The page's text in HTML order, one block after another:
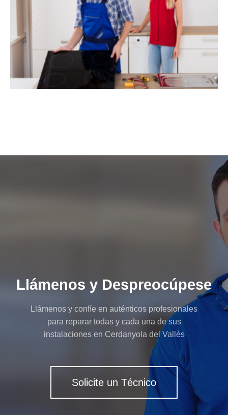
Llámenos y Despreocúpese
Llámenos y confíe en auténticos profesionales
para reparar todas y cada una de sus
instalaciones en Cerdanyola del Vallès
Solicite un Técnico